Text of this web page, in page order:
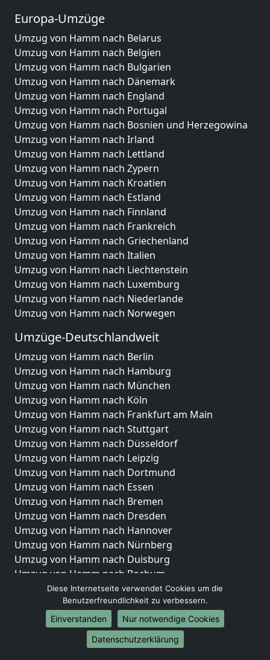
Europa-Umzüge
Umzug von Hamm nach Belarus
Umzug von Hamm nach Belgien
Umzug von Hamm nach Bulgarien
Umzug von Hamm nach Dänemark
Umzug von Hamm nach England
Umzug von Hamm nach Portugal
Umzug von Hamm nach Bosnien und Herzegowina
Umzug von Hamm nach Irland
Umzug von Hamm nach Lettland
Umzug von Hamm nach Zypern
Umzug von Hamm nach Kroatien
Umzug von Hamm nach Estland
Umzug von Hamm nach Finnland
Umzug von Hamm nach Frankreich
Umzug von Hamm nach Griechenland
Umzug von Hamm nach Italien
Umzug von Hamm nach Liechtenstein
Umzug von Hamm nach Luxemburg
Umzug von Hamm nach Niederlande
Umzug von Hamm nach Norwegen
Umzüge-Deutschlandweit
Umzug von Hamm nach Berlin
Umzug von Hamm nach Hamburg
Umzug von Hamm nach München
Umzug von Hamm nach Köln
Umzug von Hamm nach Frankfurt am Main
Umzug von Hamm nach Stuttgart
Umzug von Hamm nach Düsseldorf
Umzug von Hamm nach Leipzig
Umzug von Hamm nach Dortmund
Umzug von Hamm nach Essen
Umzug von Hamm nach Bremen
Umzug von Hamm nach Dresden
Umzug von Hamm nach Hannover
Umzug von Hamm nach Nürnberg
Umzug von Hamm nach Duisburg
Umzug von Hamm nach Bochum
Umzug von Hamm nach Wuppertal
Umzug von Hamm nach Bielefeld
Umzug von Hamm nach Bonn
Umzug von Hamm nach Münster
Diese Internetseite verwendet Cookies um die
Benutzerfreundlichkeit zu verbessern.
Einverstanden
Nur notwendige Cookies
Datenschutzerklärung